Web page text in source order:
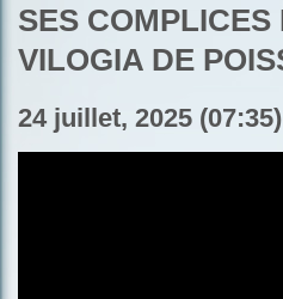
SES
VILOGIA DE
24 juillet, 2025